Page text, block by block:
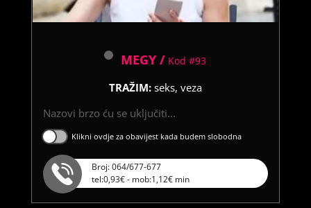
MEGY / Kod #93
TRAŽIM: seks, veza
Nazovi brzo ću se uključiti...
Klikni ovdje za obavijest kada budem slobodna
Broj: 064/677-677
tel:0,93€ - mob:1,12€ min